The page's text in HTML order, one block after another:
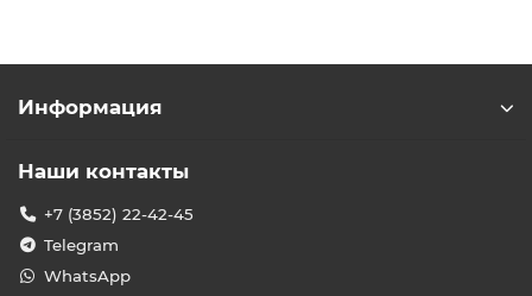
Информация
Наши контакты
+7 (3852) 22-42-45
Telegram
WhatsApp